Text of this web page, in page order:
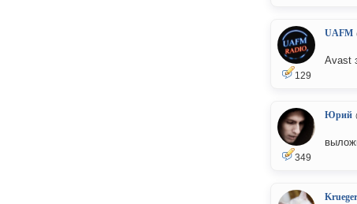
129
UAFM
Avast
349
Юрий
Krueger